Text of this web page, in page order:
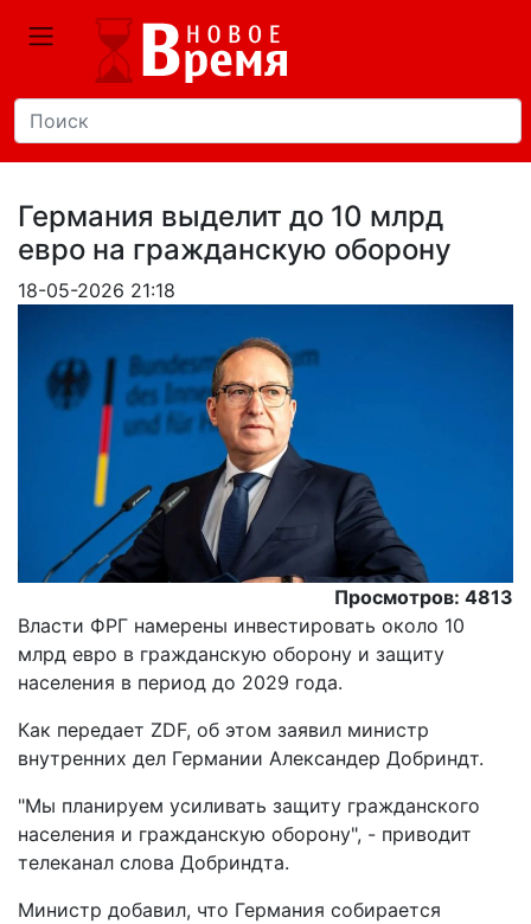
Германия выделит до 10 млрд
евро на гражданскую оборону
18-05-2026 21:18
Просмотров: 4813
Власти ФРГ намерены инвестировать около 10
млрд евро в гражданскую оборону и защиту
населения в период до 2029 года.
Как передает ZDF, об этом заявил министр
внутренних дел Германии Александер Добриндт.
"Мы планируем усиливать защиту гражданского
населения и гражданскую оборону", - приводит
телеканал слова Добриндта.
Министр добавил, что Германия собирается